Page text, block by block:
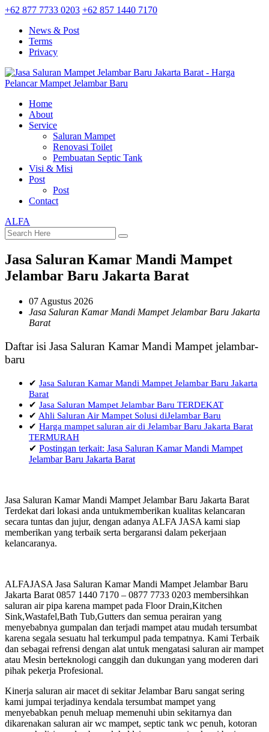
+62 877 7733 0203 +62 857 1440 7170
News & Post
Terms
Privacy
Home
About
Service
Saluran Mampet
Renovasi Toilet
Pembuatan Septic Tank
Visi & Misi
Post
Post
Contact
ALFA
Jasa Saluran Kamar Mandi Mampet
Jelambar Baru Jakarta Barat
07 Agustus 2026
Jasa Saluran Kamar Mandi Mampet Jelambar Baru Jakarta
Barat
Daftar isi Jasa Saluran Kamar Mandi Mampet jelambar-
baru
✔ Jasa Saluran Kamar Mandi Mampet Jelambar Baru Jakarta
Barat
✔ Jasa Saluran Mampet Jelambar Baru TERDEKAT
✔ Ahli Saluran Air Mampet Solusi diJelambar Baru
✔ Harga mampet saluran air di Jelambar Baru Jakarta Barat
TERMURAH
✔ Postingan terkait: Jasa Saluran Kamar Mandi Mampet
Jelambar Baru Jakarta Barat
Jasa Saluran Kamar Mandi Mampet Jelambar Baru Jakarta Barat
Terdekat dari lokasi anda untukmemberikan kualitas kelancaran
secara tuntas dan jujur, dengan adanya ALFA JASA kami siap
memberikan yang terbaik serta bergaransi dalam pekerjaan
kelancaranya.
ALFAJASA Jasa Saluran Kamar Mandi Mampet Jelambar Baru
Jakarta Barat 0857 1440 7170 – 0877 7733 0203 membersihkan
saluran air pipa karena mampet pada Floor Drain,Kitchen
Sink,Wastafel,Bath Tub,Gutters dan semua perairan yang
menyebabnya gumpalan dan terjadi mampet atau mudah tersumbat
karena segala sesuatu hal terkumpul pada tempatnya. Kami Terbaik
dan sebagai refrensi dengan alat untuk mengatasi saluran air mampet
atau Mesin berteknologi canggih dan dukungan yang moderen dari
pihak pekerja Profesional.
Kinerja saluran air macet di sekitar Jelambar Baru sangat sering
kami jumpai terjadinya kendala tersumbat mampet yang
menyebabkan penuh meluap memenuhi ubin sekitarnya dan
dikarenakan saluran air wc mampet, septic tank wc penuh, kotoran